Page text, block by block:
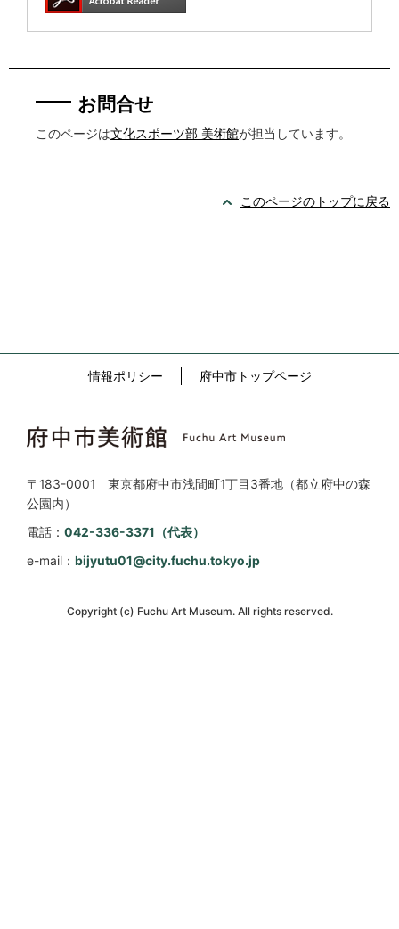
お問合せ
このページは文化スポーツ部 美術館が担当しています。
このページのトップに戻る
情報ポリシー 府中市トップページ
〒183-0001 東京都府中市浅間町1丁目3番地（都立府中の森
公園内）
電話： 042-336-3371（代表）
e-mail： bijyutu01@city.fuchu.tokyo.jp
Copyright (c) Fuchu Art Museum. All rights reserved.